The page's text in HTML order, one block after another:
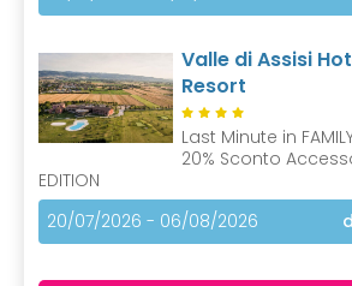
Valle di Assisi
Resort
Last Minute in
20% Sconto
EDITION
20/07/2026 - 06/08/2026